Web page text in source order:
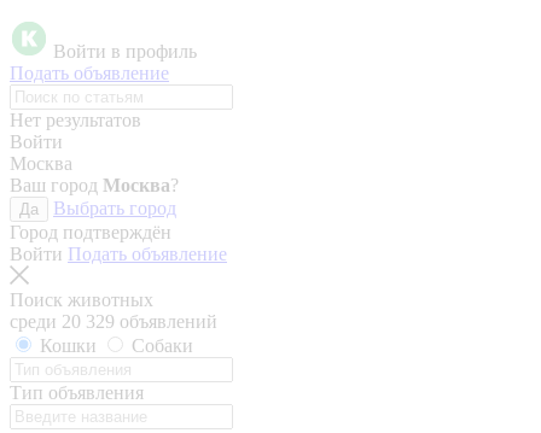
Войти в профиль
Подать объявление
Нет результатов
Войти
Москва
Ваш город Москва?
Да
Выбрать город
Город подтверждён
Войти Подать объявление
Поиск животных
среди 20 329 объявлений
Кошки
Собаки
Тип объявления